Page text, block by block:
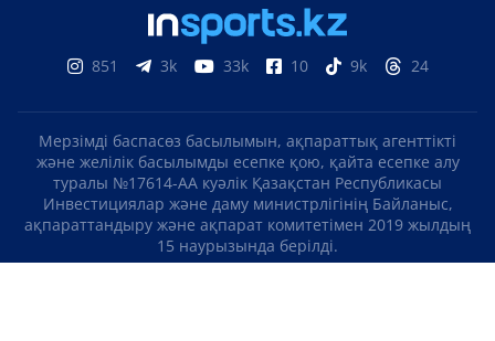
851 3k 33k 10 9k 24
Мерзімді баспасөз басылымын, ақпараттық агенттікті
және желілік басылымды есепке қою, қайта есепке алу
туралы №17614-АА куәлік Қазақстан Республикасы
Инвестициялар және даму министрлігінің Байланыс,
ақпараттандыру және ақпарат комитетімен 2019 жылдың
15 наурызында берілді.